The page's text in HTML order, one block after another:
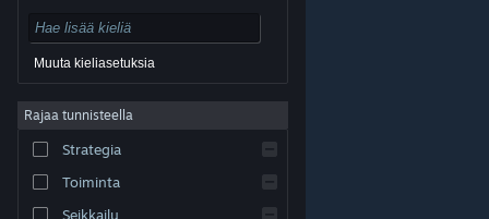
© Valve Corporation. Kaikki oikeudet pidätetään. Kaikki
Yhdysvalloissa ja kaikkialla maailmassa.
Helppokäyttötoiminnot
Hyvitykset|Evästeet
Muuta kieliasetuksia
Rajaa tunnisteella
Strategia
Toiminta
Seikkailu